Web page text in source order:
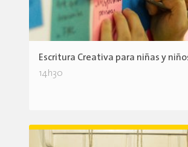
Escritura Creativa para niñas y
14h30